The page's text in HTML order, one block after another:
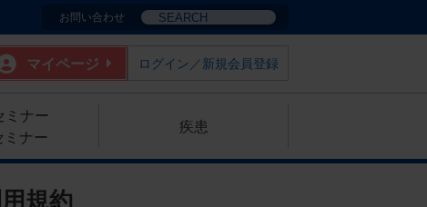
お問い合わせ
マイページ ログイン／新規会員登録
ミナー
ミナー
疾患
規約